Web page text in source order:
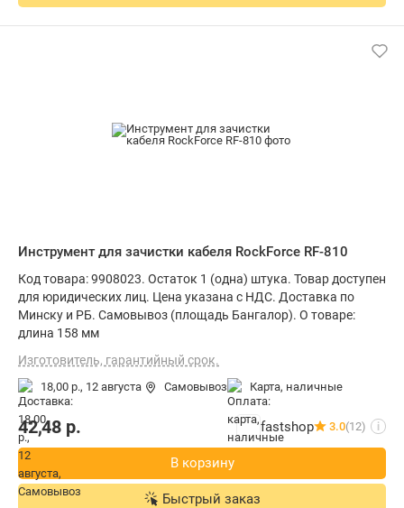
Инструмент для зачистки кабеля RockForce RF-810
Код товара: 9908023. Остаток 1 (одна) штука. Товар доступен
для юридических лиц. Цена указана с НДС. Доставка по
Минску и РБ. Самовывоз (площадь Бангалор). О товаре:
длина 158 мм
Изготовитель, гарантийный срок.
18,00 р., 12 августа Самовывоз карта, наличные
42,48 р. fastshop 3.0(12) i
В корзину
Быстрый заказ